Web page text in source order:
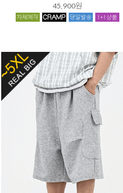
45,900원